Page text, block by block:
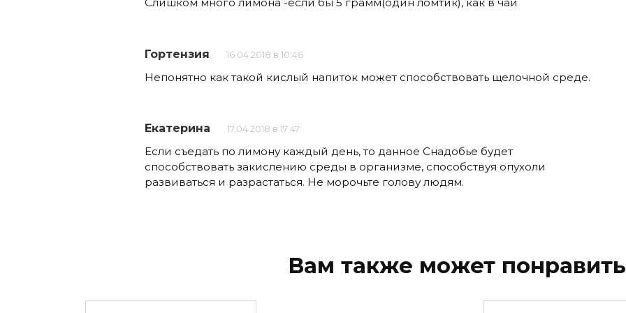
Слишком много лимона -если бы 5 грамм(один ломтик), как в чай
Гортензия 16.04.2018 в 10:46
Непонятно как такой кислый напиток может способствовать щелочной среде.
Екатерина 17.04.2018 в 17:47
Если съедать по лимону каждый день, то данное Снадобье будет
способствовать закислению среды в организме, способствуя опухоли
развиваться и разрастаться. Не морочьте голову людям.
Вам также может